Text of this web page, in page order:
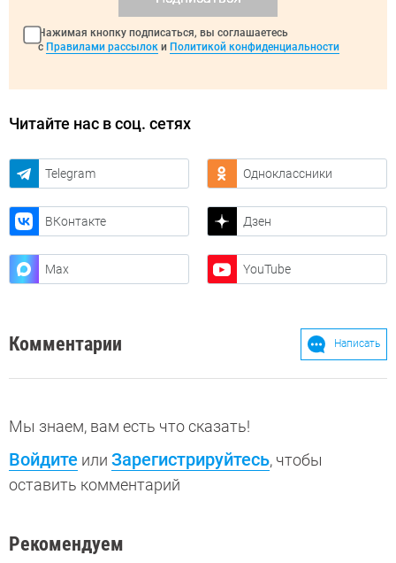
Нажимая кнопку подписаться, вы соглашаетесь
с Правилами рассылок и Политикой конфиденциальности
Читайте нас в соц. сетях
Telegram Одноклассники
ВКонтакте Дзен
Max YouTube
Комментарии Написать
Мы знаем, вам есть что сказать!
Войдите или Зарегистрируйтесь, чтобы
оставить комментарий
Рекомендуем